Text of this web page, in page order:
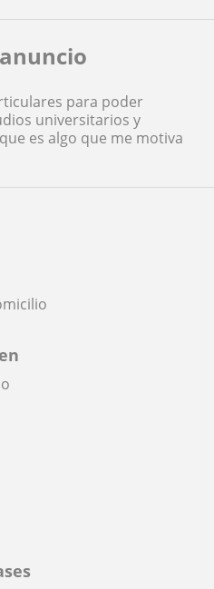
para poder
universitarios y
es algo que me motiva